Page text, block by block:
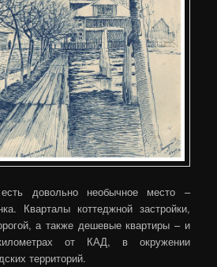
довольно необычное место –
Кварталы коттеджной застройки,
а также дешевые квартиры – и
от КАД, в окружении
территорий.